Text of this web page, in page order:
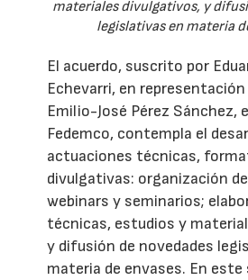
materiales divulgativos, y
legislativas en materia
El acuerdo, suscrito por
Echevarri, en representación
Emilio-José Pérez Sánchez,
Fedemco, contempla el
actuaciones técnicas,
divulgativas: organización
webinars y seminarios;
técnicas, estudios y
y difusión de novedades
materia de envases. En